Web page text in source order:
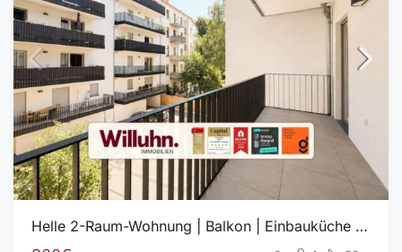
Helle 2-Raum-Wohnung | Balkon | Einbauküche | Aufzug | Energieeffizienzklasse A+ | Fahrradkeller